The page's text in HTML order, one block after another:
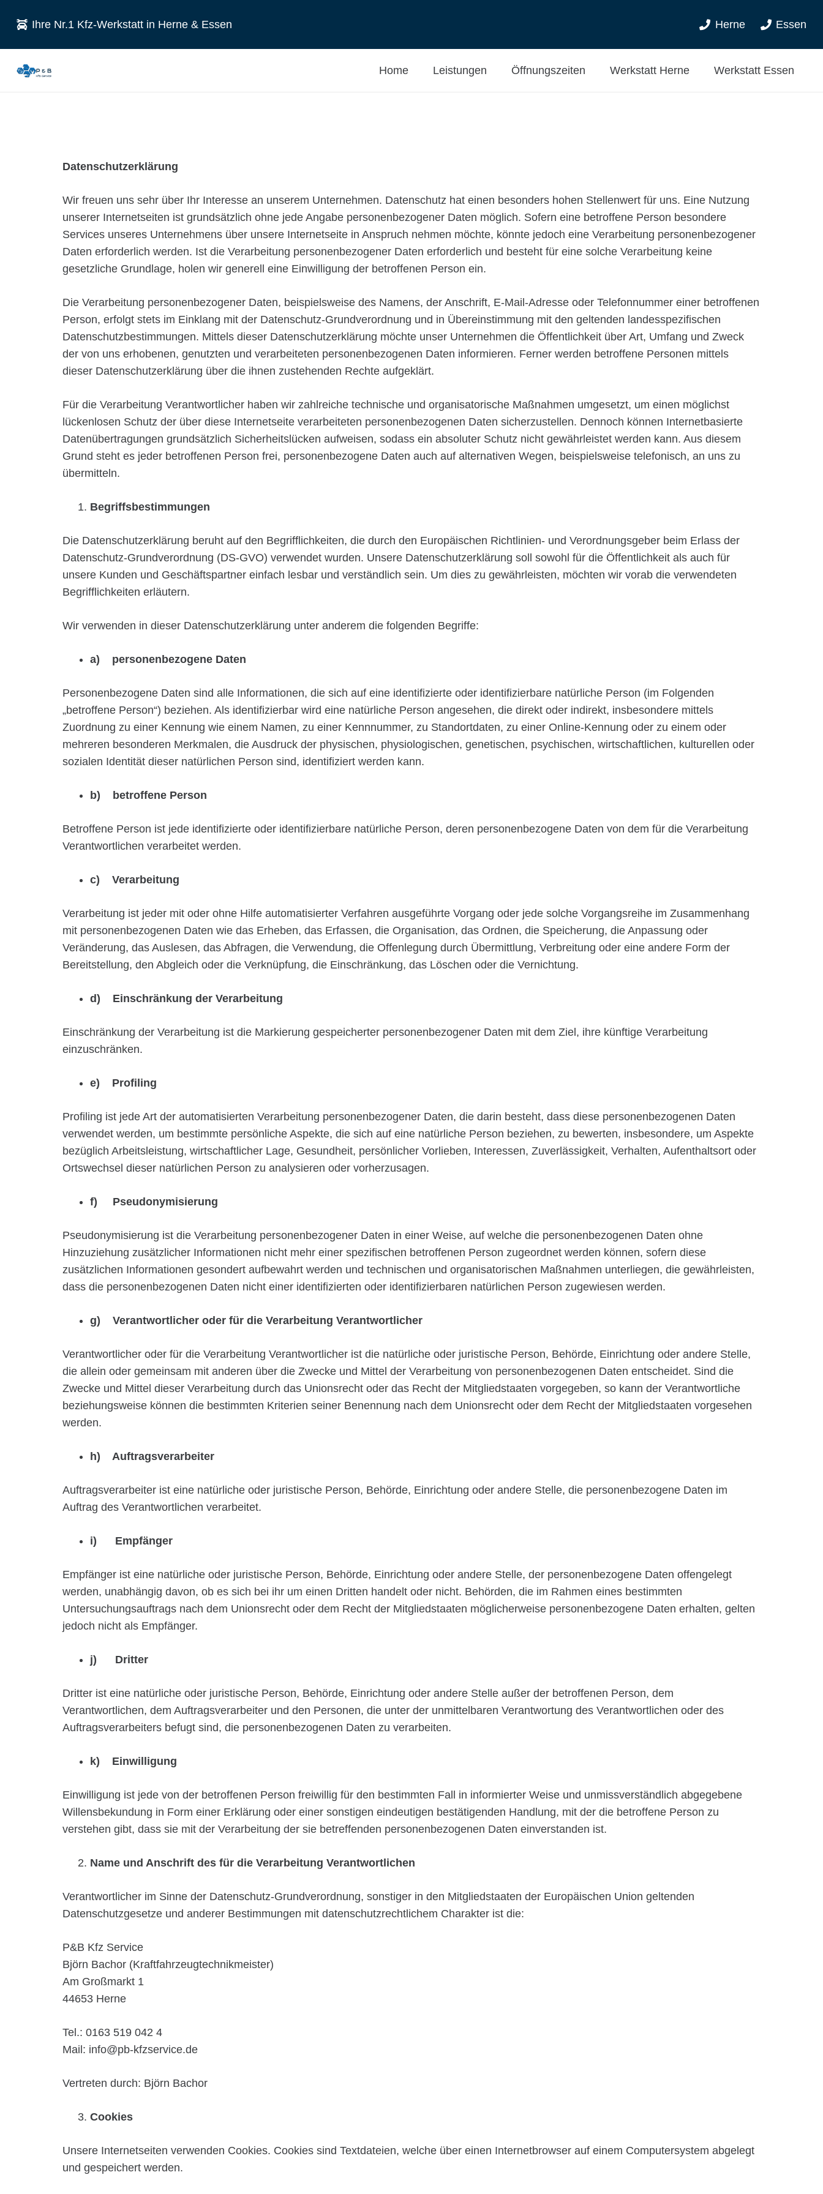
Ihre Nr.1 Kfz-Werkstatt in Herne & Essen Herne Essen
Home Leistungen Öffnungszeiten Werkstatt Herne Werkstatt Essen
Datenschutzerklärung
Wir freuen uns sehr über Ihr Interesse an unserem Unternehmen. Datenschutz hat einen besonders hohen Stellenwert für uns. Eine Nutzung
unserer Internetseiten ist grundsätzlich ohne jede Angabe personenbezogener Daten möglich. Sofern eine betroffene Person besondere
Services unseres Unternehmens über unsere Internetseite in Anspruch nehmen möchte, könnte jedoch eine Verarbeitung personenbezogener
Daten erforderlich werden. Ist die Verarbeitung personenbezogener Daten erforderlich und besteht für eine solche Verarbeitung keine
gesetzliche Grundlage, holen wir generell eine Einwilligung der betroffenen Person ein.
Die Verarbeitung personenbezogener Daten, beispielsweise des Namens, der Anschrift, E-Mail-Adresse oder Telefonnummer einer betroffenen
Person, erfolgt stets im Einklang mit der Datenschutz-Grundverordnung und in Übereinstimmung mit den geltenden landesspezifischen
Datenschutzbestimmungen. Mittels dieser Datenschutzerklärung möchte unser Unternehmen die Öffentlichkeit über Art, Umfang und Zweck
der von uns erhobenen, genutzten und verarbeiteten personenbezogenen Daten informieren. Ferner werden betroffene Personen mittels
dieser Datenschutzerklärung über die ihnen zustehenden Rechte aufgeklärt.
Für die Verarbeitung Verantwortlicher haben wir zahlreiche technische und organisatorische Maßnahmen umgesetzt, um einen möglichst
lückenlosen Schutz der über diese Internetseite verarbeiteten personenbezogenen Daten sicherzustellen. Dennoch können Internetbasierte
Datenübertragungen grundsätzlich Sicherheitslücken aufweisen, sodass ein absoluter Schutz nicht gewährleistet werden kann. Aus diesem
Grund steht es jeder betroffenen Person frei, personenbezogene Daten auch auf alternativen Wegen, beispielsweise telefonisch, an uns zu
übermitteln.
Begriffsbestimmungen
Die Datenschutzerklärung beruht auf den Begrifflichkeiten, die durch den Europäischen Richtlinien- und Verordnungsgeber beim Erlass der
Datenschutz-Grundverordnung (DS-GVO) verwendet wurden. Unsere Datenschutzerklärung soll sowohl für die Öffentlichkeit als auch für
unsere Kunden und Geschäftspartner einfach lesbar und verständlich sein. Um dies zu gewährleisten, möchten wir vorab die verwendeten
Begrifflichkeiten erläutern.
Wir verwenden in dieser Datenschutzerklärung unter anderem die folgenden Begriffe:
a) personenbezogene Daten
Personenbezogene Daten sind alle Informationen, die sich auf eine identifizierte oder identifizierbare natürliche Person (im Folgenden
„betroffene Person“) beziehen. Als identifizierbar wird eine natürliche Person angesehen, die direkt oder indirekt, insbesondere mittels
Zuordnung zu einer Kennung wie einem Namen, zu einer Kennnummer, zu Standortdaten, zu einer Online-Kennung oder zu einem oder
mehreren besonderen Merkmalen, die Ausdruck der physischen, physiologischen, genetischen, psychischen, wirtschaftlichen, kulturellen oder
sozialen Identität dieser natürlichen Person sind, identifiziert werden kann.
b) betroffene Person
Betroffene Person ist jede identifizierte oder identifizierbare natürliche Person, deren personenbezogene Daten von dem für die Verarbeitung
Verantwortlichen verarbeitet werden.
c) Verarbeitung
Verarbeitung ist jeder mit oder ohne Hilfe automatisierter Verfahren ausgeführte Vorgang oder jede solche Vorgangsreihe im Zusammenhang
mit personenbezogenen Daten wie das Erheben, das Erfassen, die Organisation, das Ordnen, die Speicherung, die Anpassung oder
Veränderung, das Auslesen, das Abfragen, die Verwendung, die Offenlegung durch Übermittlung, Verbreitung oder eine andere Form der
Bereitstellung, den Abgleich oder die Verknüpfung, die Einschränkung, das Löschen oder die Vernichtung.
d) Einschränkung der Verarbeitung
Einschränkung der Verarbeitung ist die Markierung gespeicherter personenbezogener Daten mit dem Ziel, ihre künftige Verarbeitung
einzuschränken.
e) Profiling
Profiling ist jede Art der automatisierten Verarbeitung personenbezogener Daten, die darin besteht, dass diese personenbezogenen Daten
verwendet werden, um bestimmte persönliche Aspekte, die sich auf eine natürliche Person beziehen, zu bewerten, insbesondere, um Aspekte
bezüglich Arbeitsleistung, wirtschaftlicher Lage, Gesundheit, persönlicher Vorlieben, Interessen, Zuverlässigkeit, Verhalten, Aufenthaltsort oder
Ortswechsel dieser natürlichen Person zu analysieren oder vorherzusagen.
f) Pseudonymisierung
Pseudonymisierung ist die Verarbeitung personenbezogener Daten in einer Weise, auf welche die personenbezogenen Daten ohne
Hinzuziehung zusätzlicher Informationen nicht mehr einer spezifischen betroffenen Person zugeordnet werden können, sofern diese
zusätzlichen Informationen gesondert aufbewahrt werden und technischen und organisatorischen Maßnahmen unterliegen, die gewährleisten,
dass die personenbezogenen Daten nicht einer identifizierten oder identifizierbaren natürlichen Person zugewiesen werden.
g) Verantwortlicher oder für die Verarbeitung Verantwortlicher
Verantwortlicher oder für die Verarbeitung Verantwortlicher ist die natürliche oder juristische Person, Behörde, Einrichtung oder andere Stelle,
die allein oder gemeinsam mit anderen über die Zwecke und Mittel der Verarbeitung von personenbezogenen Daten entscheidet. Sind die
Zwecke und Mittel dieser Verarbeitung durch das Unionsrecht oder das Recht der Mitgliedstaaten vorgegeben, so kann der Verantwortliche
beziehungsweise können die bestimmten Kriterien seiner Benennung nach dem Unionsrecht oder dem Recht der Mitgliedstaaten vorgesehen
werden.
h) Auftragsverarbeiter
Auftragsverarbeiter ist eine natürliche oder juristische Person, Behörde, Einrichtung oder andere Stelle, die personenbezogene Daten im
Auftrag des Verantwortlichen verarbeitet.
i) Empfänger
Empfänger ist eine natürliche oder juristische Person, Behörde, Einrichtung oder andere Stelle, der personenbezogene Daten offengelegt
werden, unabhängig davon, ob es sich bei ihr um einen Dritten handelt oder nicht. Behörden, die im Rahmen eines bestimmten
Untersuchungsauftrags nach dem Unionsrecht oder dem Recht der Mitgliedstaaten möglicherweise personenbezogene Daten erhalten, gelten
jedoch nicht als Empfänger.
j) Dritter
Dritter ist eine natürliche oder juristische Person, Behörde, Einrichtung oder andere Stelle außer der betroffenen Person, dem
Verantwortlichen, dem Auftragsverarbeiter und den Personen, die unter der unmittelbaren Verantwortung des Verantwortlichen oder des
Auftragsverarbeiters befugt sind, die personenbezogenen Daten zu verarbeiten.
k) Einwilligung
Einwilligung ist jede von der betroffenen Person freiwillig für den bestimmten Fall in informierter Weise und unmissverständlich abgegebene
Willensbekundung in Form einer Erklärung oder einer sonstigen eindeutigen bestätigenden Handlung, mit der die betroffene Person zu
verstehen gibt, dass sie mit der Verarbeitung der sie betreffenden personenbezogenen Daten einverstanden ist.
Name und Anschrift des für die Verarbeitung Verantwortlichen
Verantwortlicher im Sinne der Datenschutz-Grundverordnung, sonstiger in den Mitgliedstaaten der Europäischen Union geltenden
Datenschutzgesetze und anderer Bestimmungen mit datenschutzrechtlichem Charakter ist die:
P&B Kfz Service
Björn Bachor (Kraftfahrzeugtechnikmeister)
Am Großmarkt 1
44653 Herne
Tel.: 0163 519 042 4
Mail: info@pb-kfzservice.de
Vertreten durch: Björn Bachor
Cookies
Unsere Internetseiten verwenden Cookies. Cookies sind Textdateien, welche über einen Internetbrowser auf einem Computersystem abgelegt
und gespeichert werden.